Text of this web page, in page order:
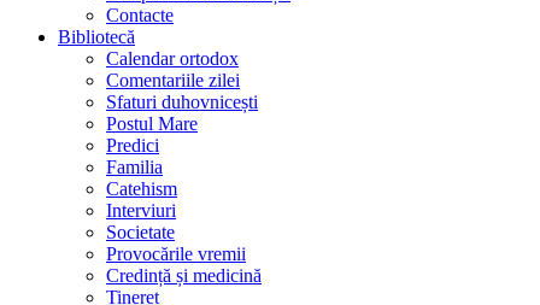
Contacte
Bibliotecă
Calendar ortodox
Comentariile zilei
Sfaturi duhovnicești
Postul Mare
Predici
Familia
Catehism
Interviuri
Societate
Provocările vremii
Credință și medicină
Tineret